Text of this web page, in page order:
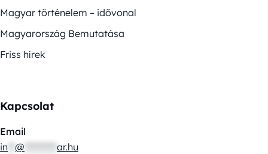
Magyar történelem – idővonal
Magyarország Bemutatása
Friss hírek
Kapcsolat
Email
in @ ar.hu